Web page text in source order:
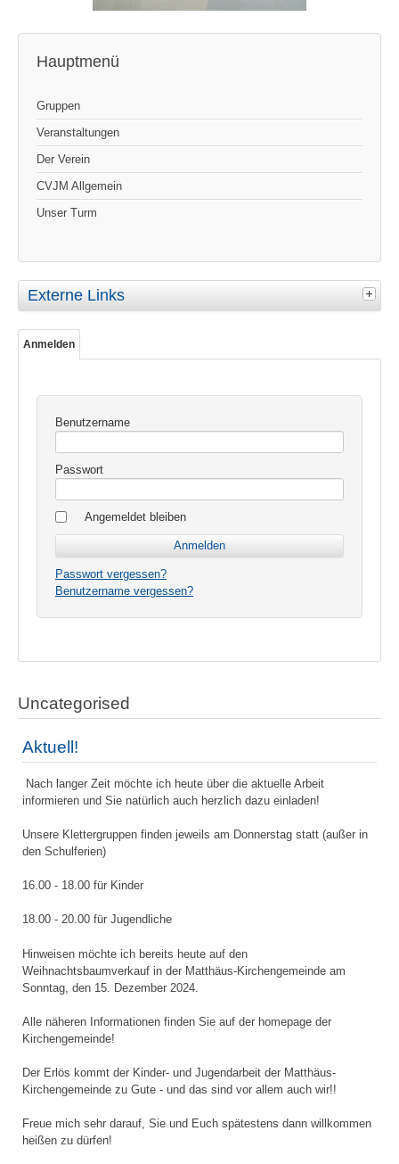
Hauptmenü
Gruppen
Veranstaltungen
Der Verein
CVJM Allgemein
Unser Turm
Externe Links
Anmelden
Benutzername
Passwort
Angemeldet bleiben
Passwort vergessen?
Benutzername vergessen?
Uncategorised
Aktuell!
Nach langer Zeit möchte ich heute über die aktuelle Arbeit
informieren und Sie natürlich auch herzlich dazu einladen!
Unsere Klettergruppen finden jeweils am Donnerstag statt (außer in
den Schulferien)
16.00 - 18.00 für Kinder
18.00 - 20.00 für Jugendliche
Hinweisen möchte ich bereits heute auf den
Weihnachtsbaumverkauf in der Matthäus-Kirchengemeinde am
Sonntag, den 15. Dezember 2024.
Alle näheren Informationen finden Sie auf der homepage der
Kirchengemeinde!
Der Erlös kommt der Kinder- und Jugendarbeit der Matthäus-
Kirchengemeinde zu Gute - und das sind vor allem auch wir!!
Freue mich sehr darauf, Sie und Euch spätestens dann willkommen
heißen zu dürfen!